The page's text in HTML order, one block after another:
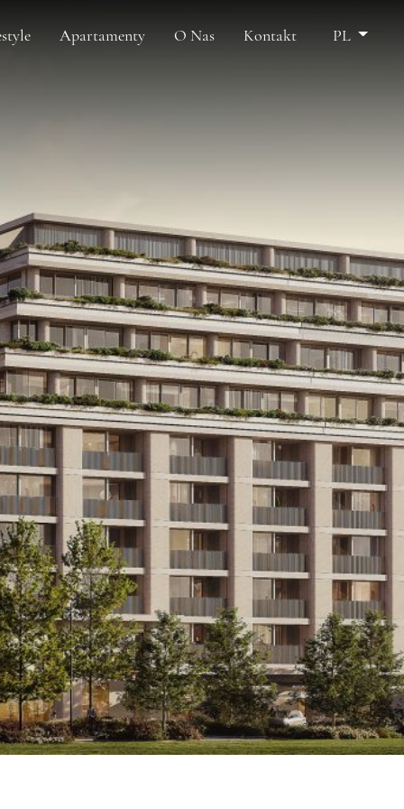
Apartamenty O Nas Kontakt PL